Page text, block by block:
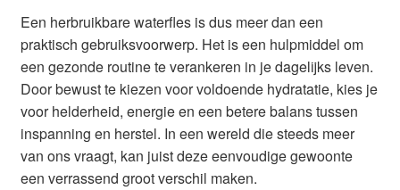
Een herbruikbare waterfles is dus meer dan een
praktisch gebruiksvoorwerp. Het is een hulpmiddel om
een gezonde routine te verankeren in je dagelijks leven.
Door bewust te kiezen voor voldoende hydratatie, kies je
voor helderheid, energie en een betere balans tussen
inspanning en herstel. In een wereld die steeds meer
van ons vraagt, kan juist deze eenvoudige gewoonte
een verrassend groot verschil maken.